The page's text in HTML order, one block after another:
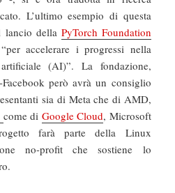
L’ultimo esempio di questa
lancio della PyTorch Foundation
accelerare i progressi nella
(AI)”. La fondazione,
però avrà un consiglio
sia di Meta che di AMD,
come di Google Cloud, Microsoft
farà parte della Linux
no-profit che sostiene lo